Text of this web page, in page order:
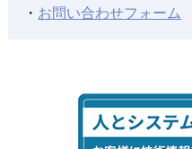
「NAPA Steel-Beagleイン
・ お問い合わせフォーム